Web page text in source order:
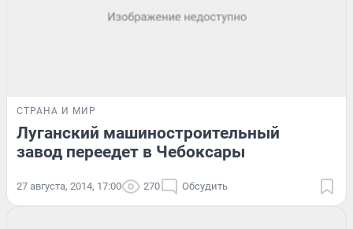
СТРАНА И МИР
Луганский машиностроительный
завод переедет в Чебоксары
27 августа, 2014, 17:00 270 Обсудить